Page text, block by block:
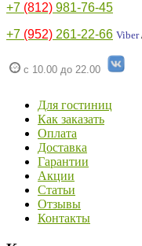
+7 (812) 981-76-45
+7 (952) 261-22-66 Viber
с 10.00 до 22.00
Для гостиниц
Как заказать
Оплата
Доставка
Гарантии
Акции
Статьи
Отзывы
Контакты